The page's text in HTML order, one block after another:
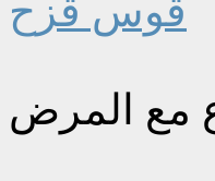
قوس قزح
مع المرض